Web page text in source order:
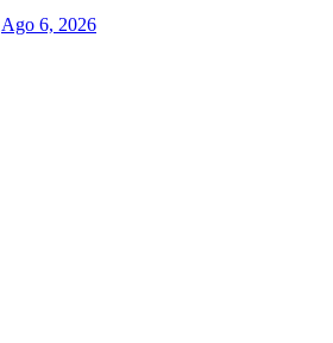
Ago 6, 2026